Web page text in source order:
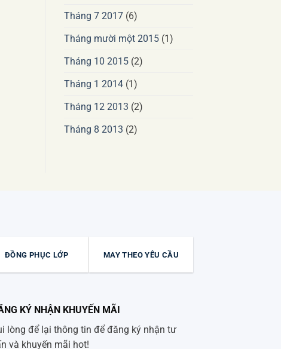
Tháng 7 2017(6)
Tháng mười một 2015(1)
Tháng 10 2015(2)
Tháng 1 2014(1)
Tháng 12 2013 (2)
Tháng 8 2013 (2)
ĐỒNG PHỤC LỚP MAY THEO YÊU CẦU
KÝ NHẬN KHUYẾN MÃI
lòng để lại thông tin để đăng ký nhận tư
và khuyến mãi hot!